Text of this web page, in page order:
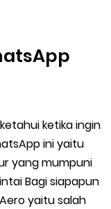
ketika ingin
ini yaitu
yang mumpuni
Bagi siapapun
yaitu salah